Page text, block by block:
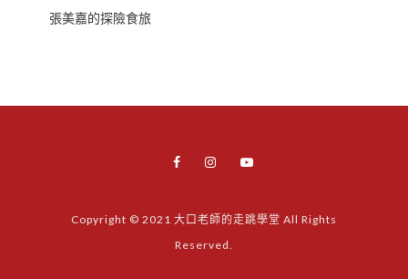
張美嘉的探險食旅
Copyright © 2021 大口老師的走跳學堂 All Rights
Reserved.